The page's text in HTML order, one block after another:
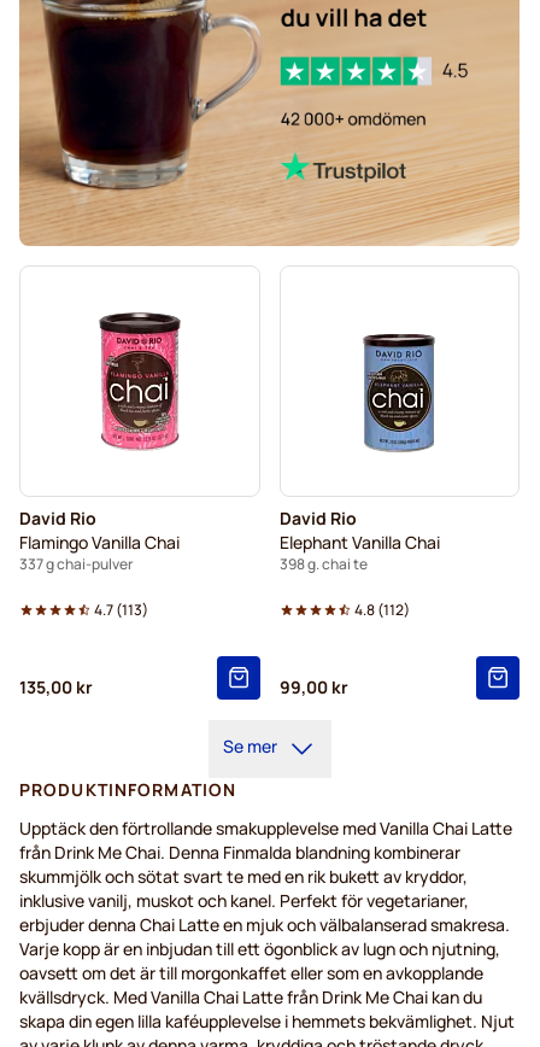
David Rio
Flamingo Vanilla Chai
337 g chai-pulver
4.7(113)
135,00 kr
David Rio
Elephant Vanilla Chai
398 g. chai te
4.8(112)
99,00 kr
Se mer
PRODUKTINFORMATION
Upptäckdenförtrollandesmakupplevelse med Vanilla Chai Latte
från Drink Me Chai. Denna Finmalda blandning kombinerar
skummjölkochsötatsvartte meden rik bukettav kryddor,
inklusivevanilj, muskotoch kanel. Perfektförvegetarianer,
erbjuderdenna Chai Latteen mjukochvälbalanseradsmakresa.
Varje koppären inbjudantillettögonblickav lugnoch njutning,
oavsettom detärtill morgonkaffetellersomenavkopplande
kvällsdryck. Med Vanilla Chai Lattefrån Drink Me Chai kandu
skapa dinegen lilla kaféupplevelse i hemmets bekvämlighet. Njut